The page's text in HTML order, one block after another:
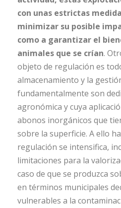
con unas estrictas
minimizar su posible
como a garantizar el
animales que se crían.
objeto de regulación es
almacenamiento y la
fundamentalmente son
agronómica y cuya
abonos inorgánicos que
sobre la superficie. A ello
regulación se intensifica,
limitaciones para la
caso de que se produzca
en términos municipales
vulnerables a la